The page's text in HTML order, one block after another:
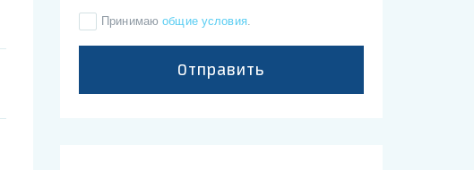
Принимаюобщие условия.
Отправить